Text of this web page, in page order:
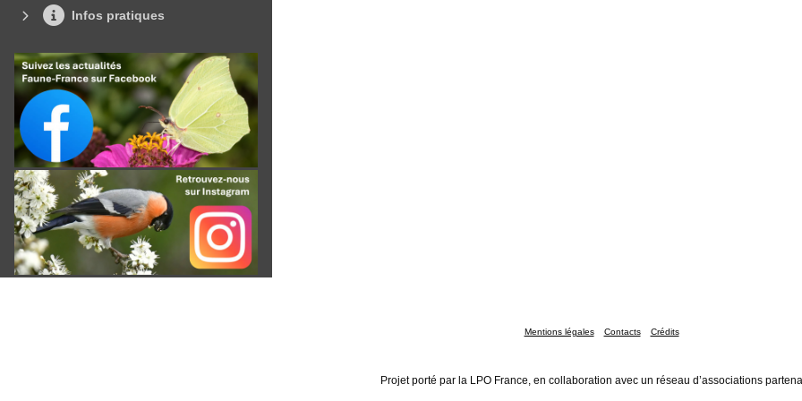
Infos pratiques
Mentions légales Contacts Crédits
Projet porté par la LPO France, en collaboration avec un réseau d’associations